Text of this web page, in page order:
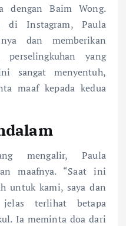
dengan Baim Wong.
di Instagram, Paula
dan memberikan
yang
sangat menyentuh,
maaf kepada kedua
mengalir, Paula
maafnya. “Saat ini
untuk kami, saya dan
jelas terlihat betapa
Ia meminta doa dari